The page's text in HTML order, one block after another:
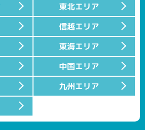
東北エリア
信越エリア
東海エリア
中国エリア
九州エリア